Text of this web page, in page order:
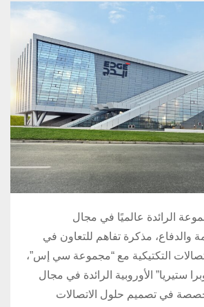
الرائدة عالميًا في مجال
والدفاع، مذكرة تفاهم للتعاون في
التكتيكية مع “مجموعة سي إس”،
ستيريا” الأوروبية الرائدة في مجال
في تصميم حلول الاتصالات